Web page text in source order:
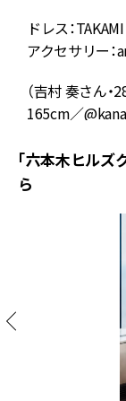
ドレス：
アクセサリー
（吉村 奏さん
165cm／
「六本木ヒルズ
ら